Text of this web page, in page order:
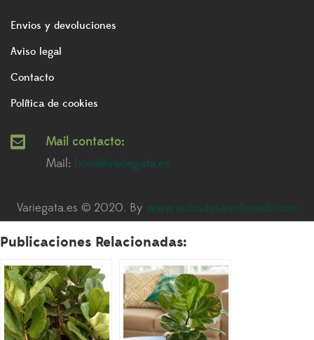
Envios y devoluciones
Aviso legal
Contacto
Política de cookies
Mail contacto:
Mail: hola@variegata.es
Variegata.es © 2020. By www.eidosdesarrolloweb.com
Publicaciones Relacionadas: